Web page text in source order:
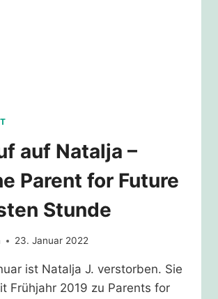
auf Natalja –
Parent for Future
Stunde
23. Januar 2022
ist Natalja J. verstorben. Sie
Frühjahr 2019 zu Parents for